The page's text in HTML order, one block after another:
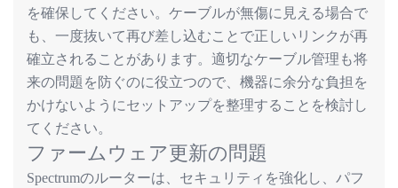
を確保してください。ケーブルが無傷に見える場合で
も、一度抜いて再び差し込むことで正しいリンクが再
確立されることがあります。適切なケーブル管理も将
来の問題を防ぐのに役立つので、機器に余分な負担を
かけないようにセットアップを整理することを検討し
てください。
ファームウェア更新の問題
Spectrumのルーターは、セキュリティを強化し、パフ